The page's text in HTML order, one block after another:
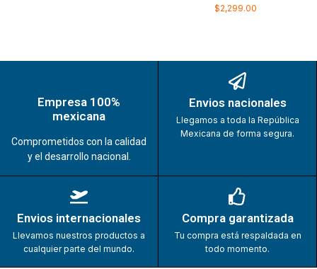
$2,299.00
Empresa 100%
mexicana
Comprometidos con la calidad
y el desarrollo nacional.
Envios nacionales
Llegamos a toda la República
Mexicana de forma segura.
Envios internacionales
Llevamos nuestros productos a
cualquier parte del mundo.
Compra garantizada
Tu compra está respaldada en
todo momento.